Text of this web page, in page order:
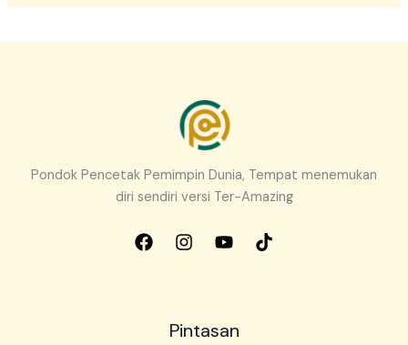
Pondok Pencetak Pemimpin Dunia, Tempat menemukan
diri sendiri versi Ter-Amazing
Pintasan